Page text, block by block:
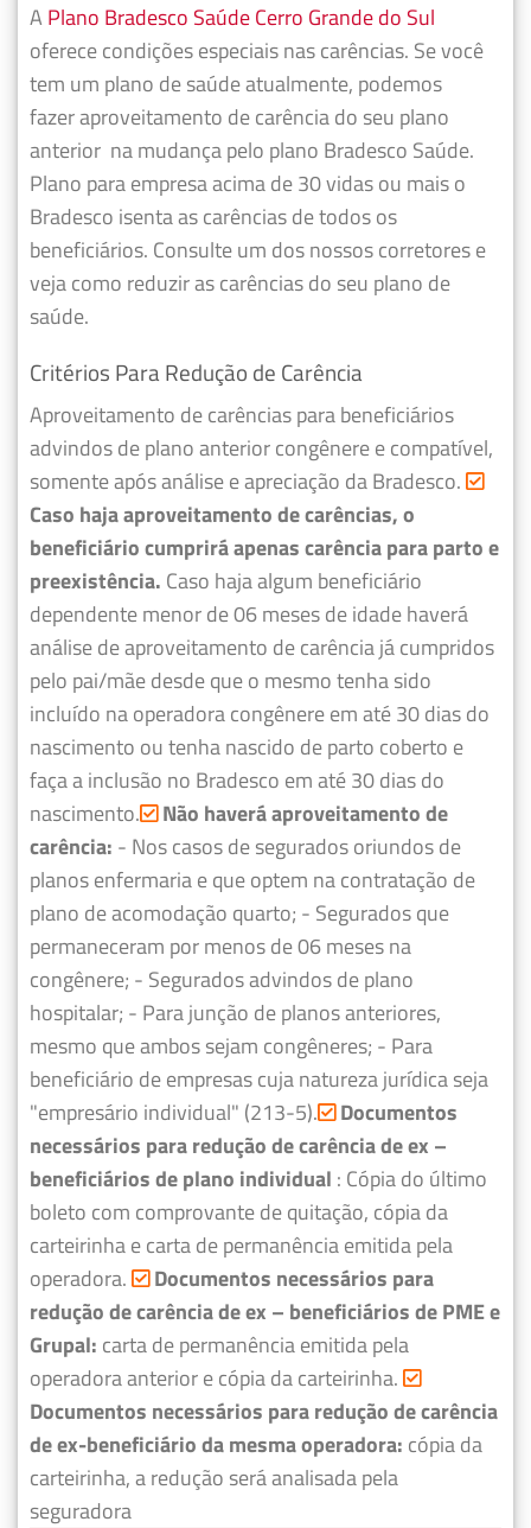
A Plano Bradesco Saúde Cerro Grande do Sul
oferece condições especiais nas carências. Se você
tem um plano de saúde atualmente, podemos
fazeraproveitamento de carência do seu plano
anterior na mudança pelo plano Bradesco Saúde.
Plano para empresa acima de 30 vidas ou mais o
Bradesco isenta as carências de todos os
beneficiários. Consulte um dos nossos corretores e
veja como reduzir as carências do seu plano de
saúde.
Critérios Para Redução de Carência
Aproveitamento de carências para beneficiários
advindos de plano anterior congênere e compatível,
somente após análise e apreciação da Bradesco.
Caso haja aproveitamento de carências, o
beneficiário cumprirá apenas carência para parto e
preexistência. Caso haja algum beneficiário
dependente menor de 06 meses de idade haverá
análise de aproveitamento de carência já cumpridos
pelo pai/mãe desde que o mesmo tenha sido
incluído na operadora congênere em até 30 dias do
nascimento ou tenha nascido de parto coberto e
faça a inclusão no Bradesco em até 30 dias do
nascimento. Não haverá aproveitamento de
carência: - Nos casos de segurados oriundos de
planos enfermaria e que optem na contratação de
plano de acomodação quarto; - Segurados que
permaneceram por menos de 06 meses na
congênere; - Segurados advindos de plano
hospitalar; - Para junção de planos anteriores,
mesmo que ambos sejam congêneres; - Para
beneficiário de empresas cuja natureza jurídica seja
"empresário individual" (213-5). Documentos
necessários para redução de carência de ex –
beneficiários de plano individual : Cópia do último
boleto com comprovante de quitação, cópia da
carteirinha e carta de permanência emitida pela
operadora.
Documentos necessários para
redução de carência de ex – beneficiários de PME e
Grupal: carta de permanência emitida pela
operadora anterior e cópia da carteirinha.
Documentos necessários para redução de carência
de ex-beneficiário da mesma operadora: cópia da
carteirinha, a redução será analisada pela
seguradora